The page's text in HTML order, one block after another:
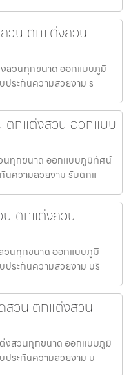
วน ตกแต่งสวน
สวนทุกขนาด ออกแบบภูมิ
ประกันความสวยงาม ร
ตกแต่งสวน ออกแบบ
นทุกขนาด ออกแบบภูมิทัศน์
นความสวยงาม รับตกแ
ตกแต่งสวน
วนทุกขนาด ออกแบบภูมิ
ประกันความสวยงาม บริ
วน ตกแต่งสวน
งสวนทุกขนาด ออกแบบภูมิ
ประกันความสวยงาม บ